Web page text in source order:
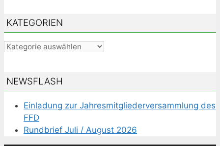
KATEGORIEN
Kategorien
NEWSFLASH
Einladung zur Jahresmitgliederversammlung des
FFD
Rundbrief Juli / August 2026